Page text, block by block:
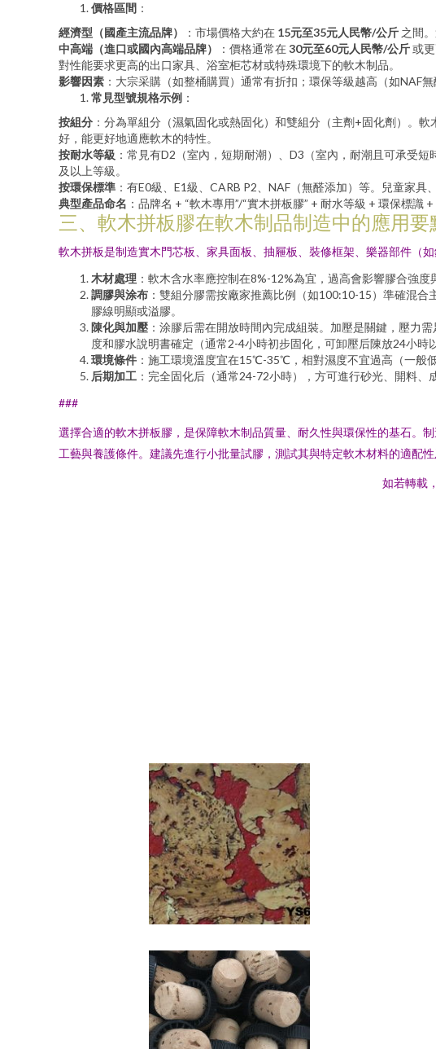
價格區間 ：
經濟型（國產主流品牌）
：市場價格大約在 15元至35元人民幣/公斤 之間
中高端（進口或國內高端品牌）
：價格通常在30元至60元人民幣/公斤或
對性能要求更高的出口家具、浴室柜芯材或特殊環境下的軟木制品。
影響因素 ：大宗采購（如整桶購買）通常有折扣；環保等級越高（如NAF
常見型號規格示例 ：
按組分 ：分為單組分（濕氣固化或熱固化）和雙組分（主劑+固化劑）。
好，能更好地適應軟木的特性。
按耐水等級 ：常見有D2（室內，短期耐潮）、D3（室內，耐潮且可承受
及以上等級。
按環保標準 ：有E0級、E1級、CARB P2、NAF（無醛添加）等。兒童家具
典型產品命名 ：品牌名 + “軟木專用”/“實木拼板膠” + 耐水等級 + 環保標識
三、軟木拼板膠在軟木制品制造中的應用要
軟木拼板是制造實木門芯板、家具面板、抽屜板、裝修框架、樂器部件（
木材處理 ：軟木含水率應控制在8%-12%為宜，過高會影響膠合強
調膠與涂布 ：雙組分膠需按廠家推薦比例（如100:10-15）準確混
膠線明顯或溢膠。
陳化與加壓 ：涂膠后需在開放時間內完成組裝。加壓是關鍵，壓力
度和膠水說明書確定（通常2-4小時初步固化，可卸壓后陳放24小時
環境條件 ：施工環境溫度宜在15℃-35℃，相對濕度不宜過高（一般
后期加工 ：完全固化后（通常24-72小時），方可進行砂光、開料、
###
選擇合適的軟木拼板膠，是保障軟木制品質量、耐久性與環保性的基石。
工藝與養護條件。建議先進行小批量試膠，測試其與特定軟木材料的適配
如若轉載